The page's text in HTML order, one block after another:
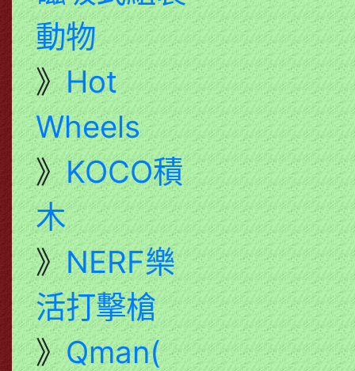
動物
》Hot
Wheels
》KOCO積
木
》NERF樂
活打擊槍
》Qman(